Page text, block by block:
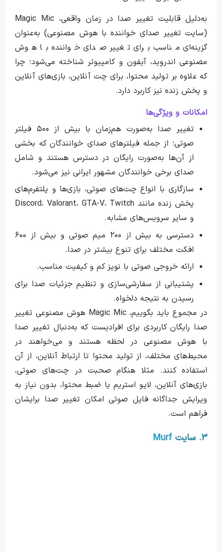
به‌دلیل قابلیت تغییر صدا در زمان واقعی، Magic Mic
(سایت تغییر صدای خواننده با هوش مصنوعی) به‌عنوان
گزینه‌ای مناسب برای تغییر صدای خواننده با هوش
مصنوعی اندروید، آیفون و کامپیوتر شناخته می‌شود؛ چرا
که علاوه بر تولید محتوا، برای چت آنلاین، بازی‌های آنلاین
و پخش زنده نیز کاربرد دارد.
امکانات و ویژگی‌ها
تغییر صدا به‌صورت هم‌زمان با بیش از ۵۰۰ فیلتر
صوتی؛ از جمله فیلترهای صدای خوانندگان که بخشی
از آن‌ها به‌صورت رایگان در دسترس هستند و شامل
صدای برخی خوانندگان مشهور ایرانی نیز می‌شود.
سازگاری با انواع چت‌های صوتی، بازی‌ها و پلتفرم‌های
پخش زنده مانند Discord، Valorant، GTA-V، Twitch
و سایر سرویس‌های مشابه.
دسترسی به بیش از ۲۰۰ میم صوتی و بیش از ۶۰۰
افکت مختلف برای تنوع بیشتر در صدا.
ارائه خروجی صوتی با نویز کم و کیفیت مناسب.
پشتیبانی از سفارشی‌سازی و تنظیم جزئیات صدا برای
رسیدن به نتیجه دلخواه.
در مجموع باید بگوییم، Magic Mic هوش مصنوعی تغییر
صدا رایگان کاربردی برای افرادیست که به‌دنبال تغییر صدا
با هوش مصنوعی در لحظه هستند و می‌خواهند در
محیط‌های مختلف، از تولید محتوا تا ارتباط آنلاین، از آن
استفاده کنند. مثلا هنگام صحبت در چت‌های صوتی،
بازی‌های آنلاین، لایو استریم یا ضبط محتوا، بدون نیاز به
ویرایش جداگانه فایل صوتی امکان تغییر صدا برایشان
فراهم است.
۳. سایت Murf